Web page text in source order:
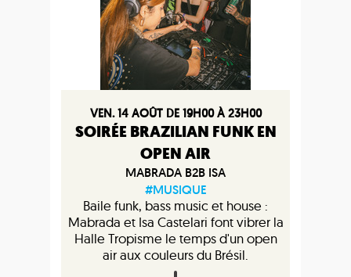
VEN. 14 AOÛT DE 19H00 À 23H00
SOIRÉE BRAZILIAN FUNK EN
OPEN AIR
MABRADA B2B ISA
#MUSIQUE
Baile funk, bass music et house :
Mabrada et Isa Castelari font vibrer la
Halle Tropisme le temps d'un open
air aux couleurs du Brésil.